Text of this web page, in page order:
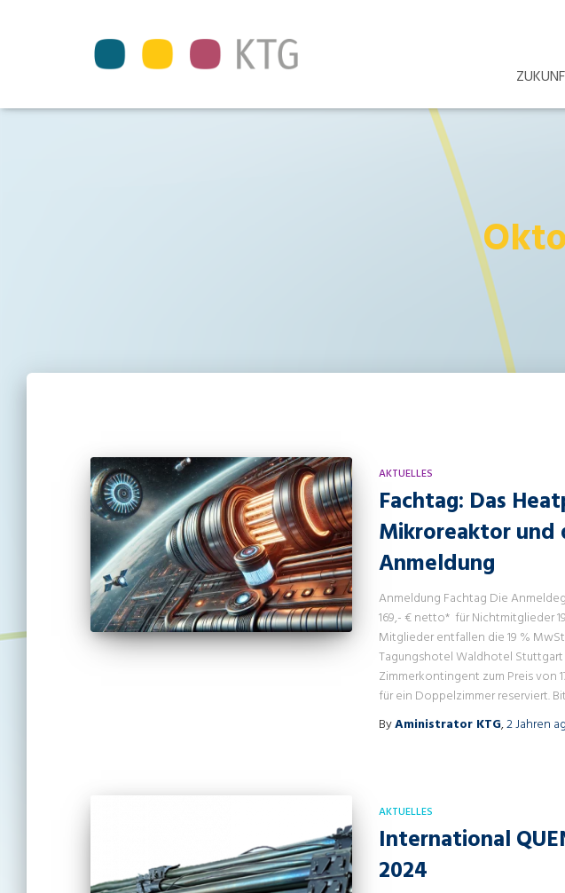
AKTUELLES
Fachtag: Das
Mikroreaktor und
Anmeldung
Anmeldung Fachtag Die
169,- € netto* für Nichtmitglieder
Mitglieder entfallen die 19 %
Tagungshotel Waldhotel
Zimmerkontingent zum Preis von
für ein Doppelzimmer reserviert.
ByAministrator KTG,2 Jahren
AKTUELLES
International
2024